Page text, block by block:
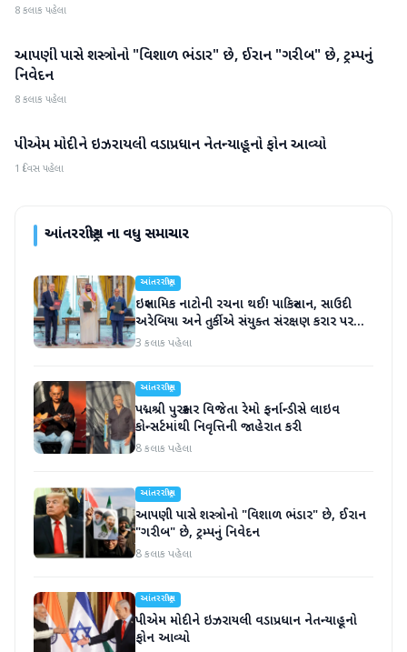
8 કલાક પહેલા
આંતરરાષ્ટ્રીય
આપણી પાસે શસ્ત્રોનો "વિશાળ ભંડાર" છે, ઈરાન "ગરીબ" છે, ટ્રમ્પનું
નિવેદન
8 કલાક પહેલા
આંતરરાષ્ટ્રીય
પીએમ મોદીને ઇઝરાયલી વડાપ્રધાન નેતન્યાહૂનો ફોન આવ્યો
1 દિવસ પહેલા
આંતરરાષ્ટ્રીયના વધુ સમાચાર
આંતરરાષ્ટ્રીય
ઇસ્લામિક નાટોની રચના થઈ! પાકિસ્તાન, સાઉદી
અરેબિયા અને તુર્કીએ સંયુક્ત સંરક્ષણ કરાર પર
હસ્તાક્ષર
3 કલાક પહેલા
આંતરરાષ્ટ્રીય
પદ્મશ્રી પુરસ્કાર વિજેતા રેમો ફર્નાન્ડીસે લાઇવ
કોન્સર્ટમાંથી નિવૃત્તિની જાહેરાત કરી
8 કલાક પહેલા
આંતરરાષ્ટ્રીય
આપણી પાસે શસ્ત્રોનો "વિશાળ ભંડાર" છે, ઈરાન
"ગરીબ" છે, ટ્રમ્પનું નિવેદન
8 કલાક પહેલા
આંતરરાષ્ટ્રીય
પીએમ મોદીને ઇઝરાયલી વડાપ્રધાન નેતન્યાહૂનો
ફોન આવ્યો